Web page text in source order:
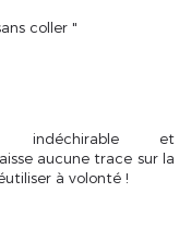
coller "
indéchirable et
aucune trace sur la
à volonté !